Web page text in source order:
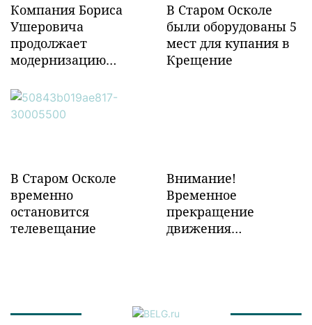
Компания Бориса
Ушеровича
продолжает
модернизацию
инфраструктуры в
Забайкалье
В Старом Осколе
были оборудованы 5
мест для купания в
Крещение
В Старом Осколе
временно
остановится
телевещание
Внимание!
Временное
прекращение
движения